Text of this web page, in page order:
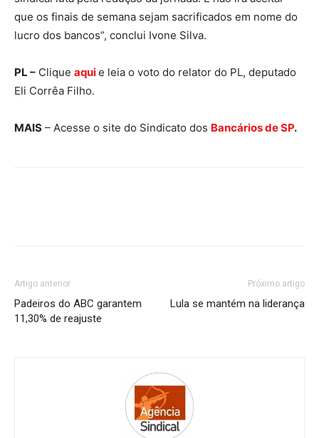
que os finais de semana sejam sacrificados em nome do
lucro dos bancos”, conclui Ivone Silva.
PL – Clique aquie leia o voto do relator do PL, deputado
Eli Corrêa Filho.
MAIS – Acesse o site do Sindicato dos Bancários de SP.
Artigo anterior
Padeiros do ABC garantem
11,30% de reajuste
Próximo artigo
Lula se mantém na liderança